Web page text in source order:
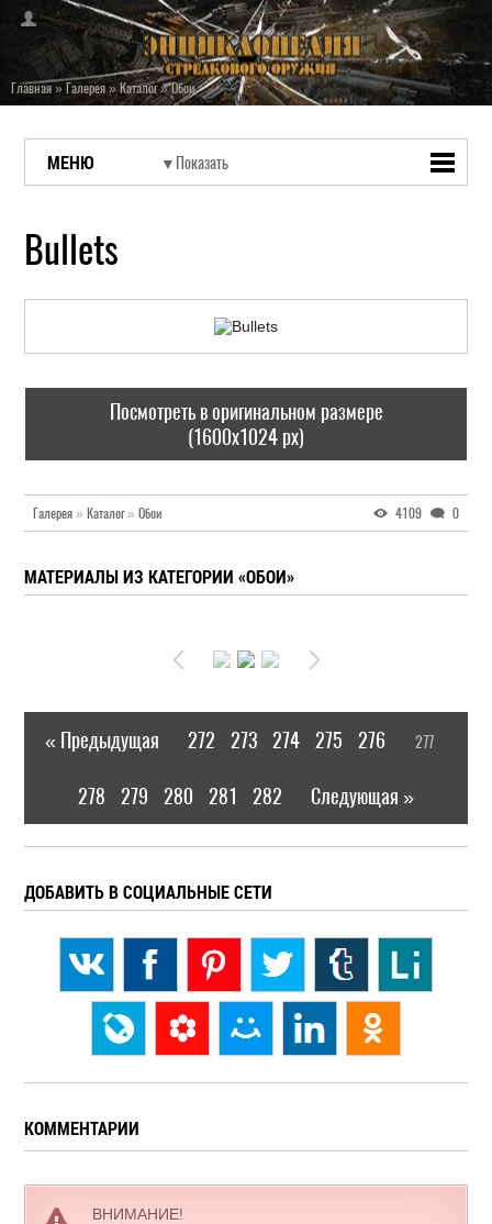
Главная»Галерея»Каталог»Обои
МЕНЮ
Bullets
Посмотреть в оригинальном размере
(1600x1024 px)
Галерея » Каталог» Обои 4109 0
МАТЕРИАЛЫ ИЗ КАТЕГОРИИ «ОБОИ»
« Предыдущая 272 273 274 275 276 277
278 279 280 281 282 Следующая »
ДОБАВИТЬ В СОЦИАЛЬНЫЕ СЕТИ
КОММЕНТАРИИ
ВНИМАНИЕ!